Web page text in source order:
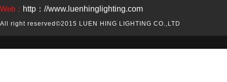
Web： http：//www.luenhinglighting.com
All right reserved ©2015 LUEN HING LIGHTING CO.,LTD